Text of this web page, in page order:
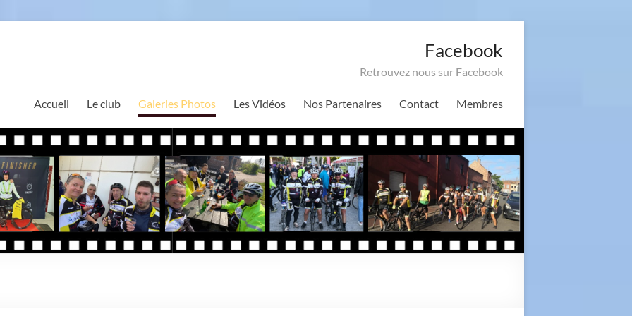
Facebook
Retrouvez nous sur Facebook
Accueil Le club Galeries Photos Les Vidéos Nos Partenaires Contact Membres